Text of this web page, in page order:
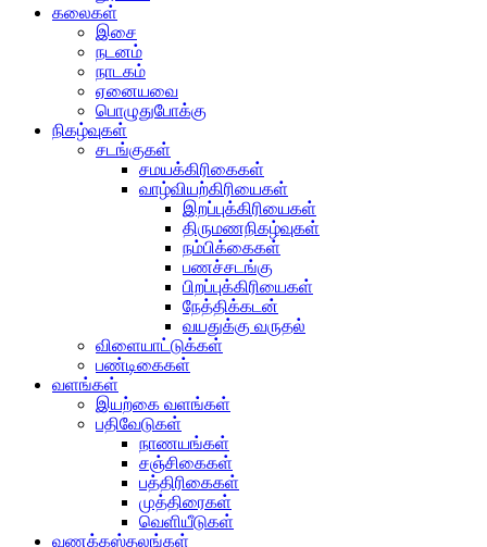
கலைகள்
இசை
நடனம்
நாடகம்
ஏனையவை
பொழுதுபோக்கு
நிகழ்வுகள்
சடங்குகள்
சமயக்கிரிகைகள்
வாழ்வியற்கிரியைகள்
இறப்புக்கிரியைகள்
திருமணநிகழ்வுகள்
நம்பிக்கைகள்
பணச்சடங்கு
பிறப்புக்கிரியைகள்
நேத்திக்கடன்
வயதுக்கு வருதல்
விளையாட்டுக்கள்
பண்டிகைகள்
வளங்கள்
இயற்கை வளங்கள்
பதிவேடுகள்
நாணயங்கள்
சஞ்சிகைகள்
பத்திரிகைகள்
முத்திரைகள்
வெளியீடுகள்
வணக்கஸ்தலங்கள்